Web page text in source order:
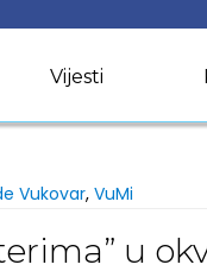
Vijesti
Vukovar, VuMi
u